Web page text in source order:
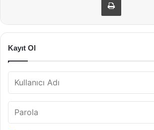
Kayıt Ol